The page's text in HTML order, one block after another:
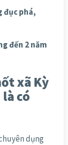
đục phá,
đến 2 năm
xã Kỳ
là có
dụng